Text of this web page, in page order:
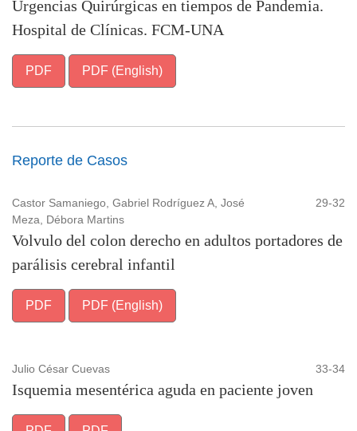
Urgencias Quirúrgicas en tiempos de Pandemia.
Hospital de Clínicas. FCM-UNA
PDF PDF (English)
Reporte de Casos
Castor Samaniego, Gabriel Rodríguez A, José
Meza, Débora Martins
29-32
Volvulo del colon derecho en adultos portadores de
parálisis cerebral infantil
PDF PDF (English)
Julio César Cuevas 33-34
Isquemia mesentérica aguda en paciente joven